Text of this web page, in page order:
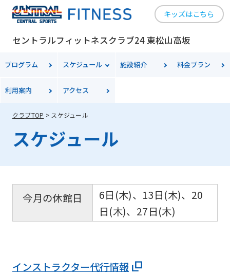
キッズはこちら
セントラルフィットネスクラブ24 東松山高坂
プログラム スケジュール 施設紹介 料金プラン
利用案内 アクセス
クラブTOP スケジュール
スケジュール
今月の休館日
6日(木)、13日(木)、20
日(木)、27日(木)
インストラクター代行情報